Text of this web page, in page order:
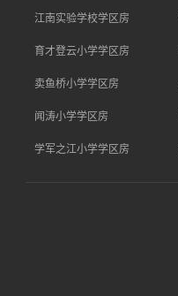
江南实验学校学区房
育才登云小学学区房
卖鱼桥小学学区房
闻涛小学学区房
学军之江小学学区房